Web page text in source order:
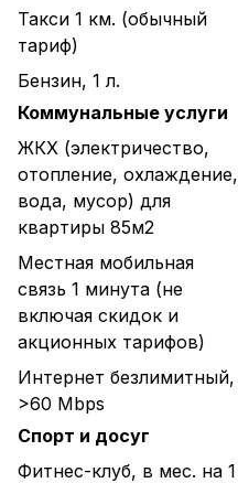
Такси 1 км. (обычный
тариф)
Бензин, 1 л.
Коммунальные услуги
ЖКХ (электричество,
отопление, охлаждение,
вода, мусор) для
квартиры 85м2
Местная мобильная
связь 1 минута (не
включая скидок и
акционных тарифов)
Интернет безлимитный,
>60 Mbps
Спорт и досуг
Фитнес-клуб, в мес. на 1